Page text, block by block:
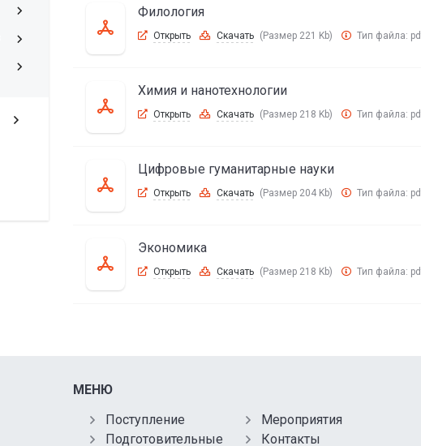
Филология
Открыть Скачать (Размер 221 Kb) Тип файла:
Химия и нанотехнологии
Открыть Скачать (Размер 218 Kb) Тип файла:
Цифровые гуманитарные науки
Открыть Скачать (Размер 204 Kb) Тип файла:
Экономика
Открыть Скачать (Размер 218 Kb) Тип файла:
МЕНЮ
Поступление
Мероприятия
Подготовительные
Контакты